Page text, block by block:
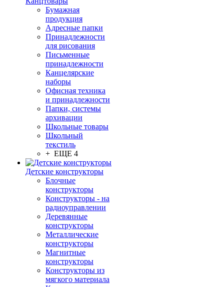
Бумажная
продукция
Адресные папки
Принадлежности
для рисования
Письменные
принадлежности
Канцелярские
наборы
Офисная техника
и принадлежности
Папки, системы
архивации
Школьные товары
Школьный
текстиль
+ ЕЩЕ 4
Детские конструкторы
Блочные
конструкторы
Конструкторы - на
радиоуправлении
Деревянные
конструкторы
Металлические
конструкторы
Магнитные
конструкторы
Конструкторы из
мягкого материала